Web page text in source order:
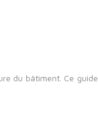
du bâtiment. Ce guide